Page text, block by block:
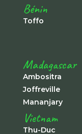
Bénin
Toffo
Madagascar
Ambositra
Joffreville
Mananjary
Vietnam
Thu-Duc